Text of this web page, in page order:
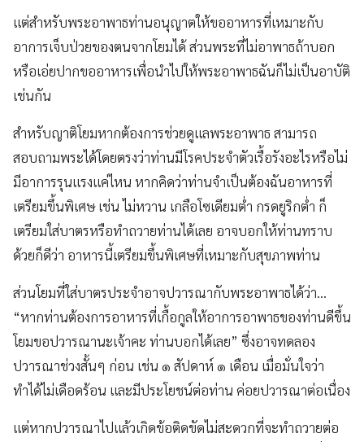
แต่สำหรับพระอาพาธท่านอนุญาตให้ขออาหารที่เหมาะกับ
อาการเจ็บป่วยของตนจากโยมได้ ส่วนพระที่ไม่อาพาธถ้าบอก
หรือเอ่ยปากขออาหารเพื่อนำไปให้พระอาพาธฉันก็ไม่เป็นอาบัติ
เช่นกัน
สำหรับญาติโยมหากต้องการช่วยดูแลพระอาพาธ สามารถ
สอบถามพระได้โดยตรงว่าท่านมีโรคประจำตัวเรื้อรังอะไรหรือไม่
มีอาการรุนแรงแค่ไหน หากคิดว่าท่านจำเป็นต้องฉันอาหารที่
เตรียมขึ้นพิเศษ เช่น ไม่หวาน เกลือโซเดียมต่ำ กรดยูริกต่ำ ก็
เตรียมใส่บาตรหรือทำถวายท่านได้เลย อาจบอกให้ท่านทราบ
ด้วยก็ดีว่า อาหารนี้เตรียมขึ้นพิเศษที่เหมาะกับสุขภาพท่าน
ส่วนโยมที่ใส่บาตรประจำอาจปวารณากับพระอาพาธได้ว่า…
“หากท่านต้องการอาหารที่เกื้อกูลให้อาการอาพาธของท่านดีขึ้น
โยมขอปวารณานะเจ้าคะ ท่านบอกได้เลย” ซึ่งอาจทดลอง
ปวารณาช่วงสั้นๆ ก่อน เช่น ๑ สัปดาห์ ๑ เดือน เมื่อมั่นใจว่า
ทำได้ไม่เดือดร้อน และมีประโยชน์ต่อท่าน ค่อยปวารณาต่อเนื่อง
แต่หากปวารณาไปแล้วเกิดข้อติดขัดไม่สะดวกที่จะทำถวายต่อ